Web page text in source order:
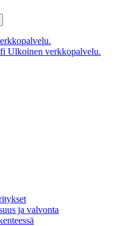
Ulkoinen verkkopalvelu.
ja valvonta